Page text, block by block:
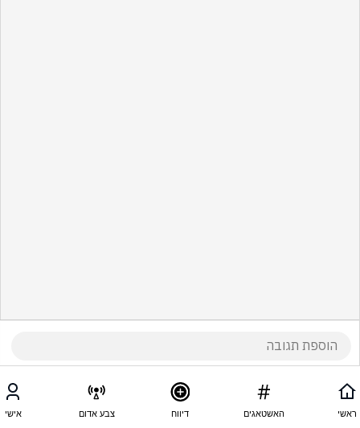
ראשי האשטאגים דיווח צבע אדום אישי